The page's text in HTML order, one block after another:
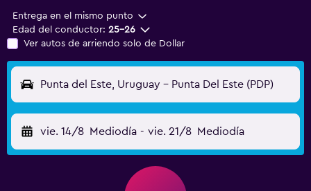
Entrega en el mismo punto
Edad del conductor: 25-26
Ver autos de arriendo solo de Dollar
Punta del Este, Uruguay - Punta Del Este (PDP)
vie. 14/8 Mediodía - vie. 21/8 Mediodía